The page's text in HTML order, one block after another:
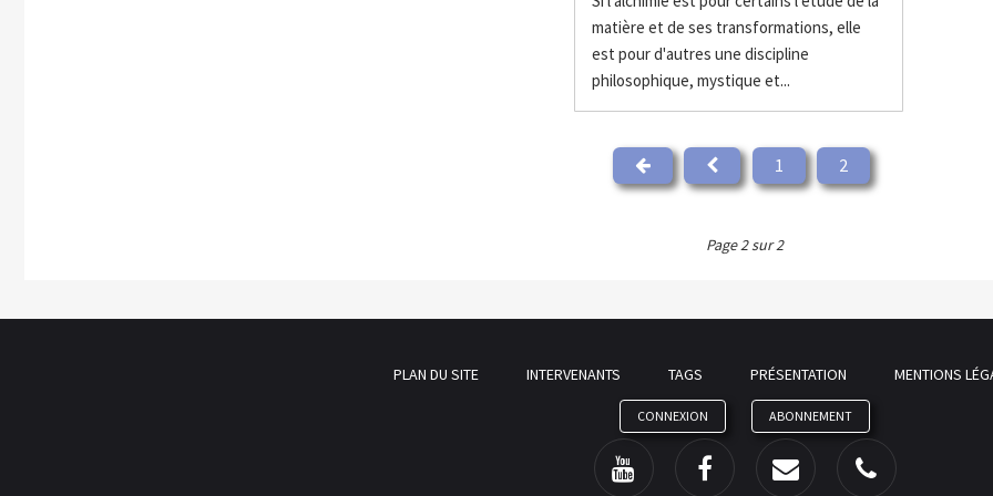
matière et de ses transformations, elle
est pour d'autres une discipline
philosophique, mystique et...
1 2
Page 2 sur 2
PLAN DU SITE INTERVENANTS TAGS PRÉSENTATION MENTIONS
CONNEXION ABONNEMENT